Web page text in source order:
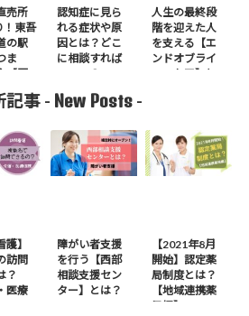
売所
！東吾
の駅
ま
【写
認知症に見ら
れる症状や原
因とは？どこ
に相談すれば
いいの？
人生の最終段
階を迎えた人
を支える【エ
ンドオブライ
フ・ケア】と
記事 - New Posts -
護】
訪問
？
医療
障がい者支援
を行う【西部
相談支援セン
ター】とは？
【2021年8月
開始】認定薬
局制度とは？
【地域連携薬
局編】